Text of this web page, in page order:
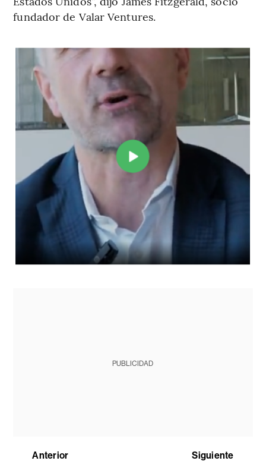
fundador de Valar Ventures.
PUBLICIDAD
Anterior Siguiente